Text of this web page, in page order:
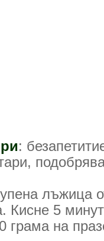
:
лъжица
Кисне 5
грама на